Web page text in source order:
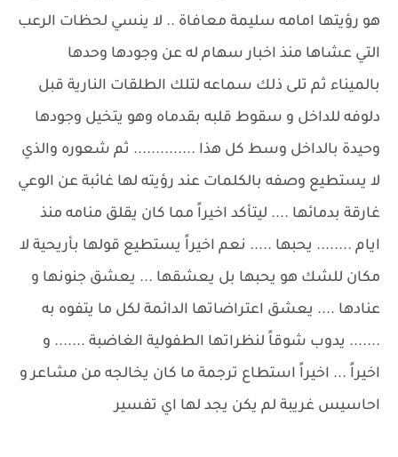
هو رؤيتها امامه سليمة معافاة .. لا ينسي لحظات الرعب
التي عشاها منذ اخبار سهام له عن وجودها وحدها
بالميناء ثم تلى ذلك سماعه لتلك الطلقات النارية قبل
دلوفه للداخل و سقوط قلبه بقدماه وهو يتخيل وجودها
وحيدة بالداخل وسط كل هذا .............. ثم شعوره والذي
لا يستطيع وصفه بالكلمات عند رؤيته لها غائبة عن الوعي
غارقة بدمائها .... ليتأكد اخيراً مما كان يقلق منامه منذ
ايام ........ يحبها ..... نعم اخيراً يستطيع قولها بأريحية لا
مكان للشك هو يحبها بل يعشقها ... يعشق جنونها و
عنادها .... يعشق اعتراضاتها الدائمة لكل ما يتفوه به
....... يدوب شوقاً لنظراتها الطفولية الغاضبة ....... و
اخيراً ... اخيراً استطاع ترجمة ما كان يخالجه من مشاعر و
احاسيس غريبة لم يكن يجد لها اي تفسير